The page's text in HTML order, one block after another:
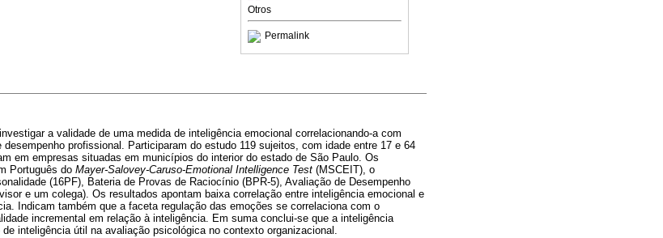
Otros
Permalink
a validade de uma medida de inteligência emocional correlacionando-a com
profissional. Participaram do estudo 119 sujeitos, com idade entre 17 e 64
em empresas situadas em municípios do interior do estado de São Paulo. Os
Português do Mayer-Salovey-Caruso-Emotional Intelligence Test (MSCEIT), o
(16PF), Bateria de Provas de Raciocínio (BPR-5), Avaliação de Desempenho
e um colega). Os resultados apontam baixa correlação entre inteligência emocional e
Indicam também que a faceta regulação das emoções se correlaciona com o
incremental em relação à inteligência. Em suma conclui-se que a inteligência
inteligência útil na avaliação psicológica no contexto organizacional.